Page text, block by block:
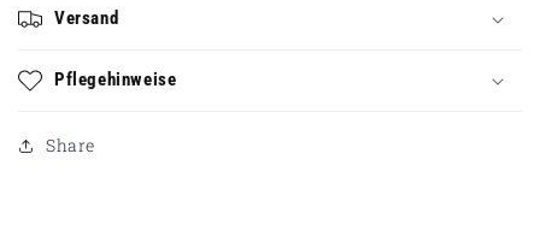
Versand
Pflegehinweise
Share